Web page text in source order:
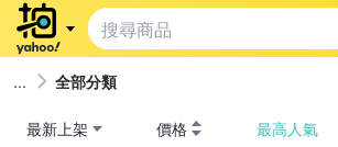
全部分類
最新上架 價格 最高人氣